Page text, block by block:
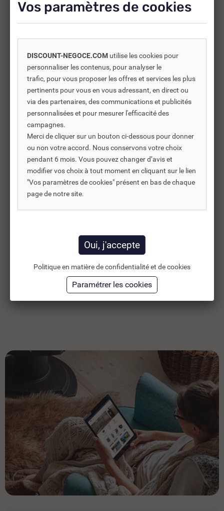
REF DNC :505647
BLISTER JOINT DE BRIDE
HT
Ajouter au panier
Vos paramètres de cookies
DISCOUNT-NEGOCE.COM utilise les cookies pour
personnaliser les contenus, pour analyser le
trafic, pour vous proposer les offres et services les plus
pertinents pour vous en vous adressant, en direct ou
via des partenaires, des communications et publicités
personnalisées et pour mesurer l'efficacité des
campagnes.
Merci de cliquer sur un bouton ci-dessous pour donner
ou non votre accord. Nous conservons votre choix
pendant 6 mois. Vous pouvez changer d’avis et
modifier vos choix à tout moment en cliquant sur le lien
"Vos paramètres de cookies" présent en bas de chaque
page de notre site.
Politique en matière de confidentialité et de cookies